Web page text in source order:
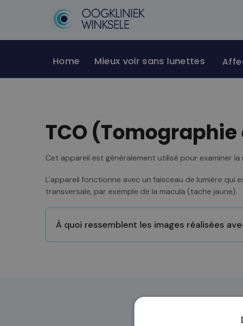
Home Mieux voir sans lunettes
TCO
Cet appareil est généralement utilisé pour examiner
L'appareil fonctionne avec un faisceau de lumière
transversale, par exemple de la macula (tache jaune).
À quoi ressemblent les images réalisées